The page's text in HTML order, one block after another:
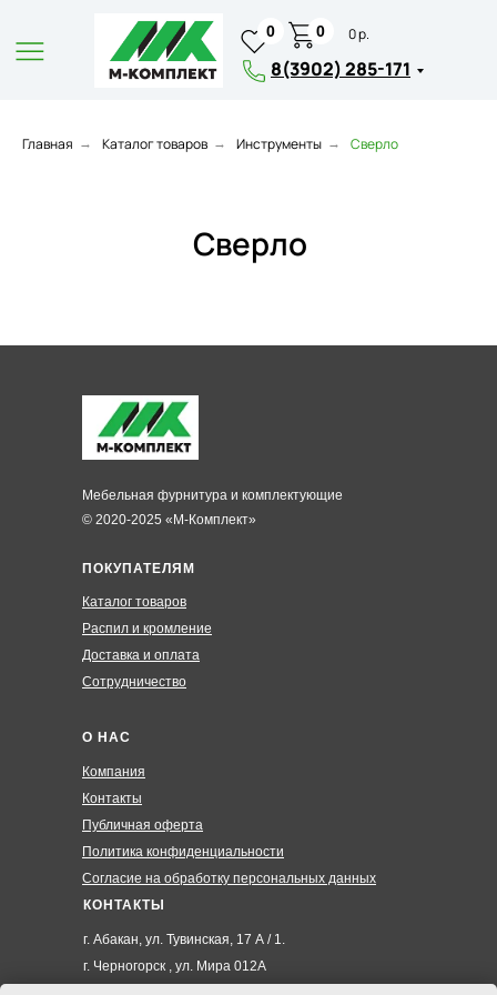
8(3902) 285-171
0 0 р.
0
Главная → Каталог товаров → Инструменты → Сверло
Сверло
ПОКУПАТЕЛЯМ
Каталог товаров
Распил и кромление
Доставка и оплата
Сотрудничество
О НАС
Компания
Контакты
Публичная оферта
Политика конфиденциальности
Согласие на обработку персональных данных
КОНТАКТЫ
г. Абакан, ул. Тувинская, 17 А / 1.
г. Черногорск , ул. Мира 012А
© 2020-2025 «М-Комплект»
Мебельная фурнитура и комплектующие